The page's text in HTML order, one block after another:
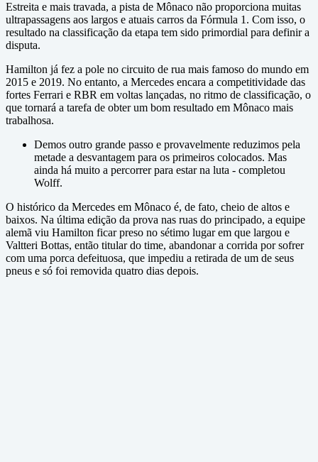
Estreita e mais travada, a pista de Mônaco não proporciona muitas
ultrapassagens aos largos e atuais carros da Fórmula 1. Com isso, o
resultado na classificação da etapa tem sido primordial para definir a
disputa.
Hamilton já fez a pole no circuito de rua mais famoso do mundo em
2015 e 2019. No entanto, a Mercedes encara a competitividade das
fortes Ferrari e RBR em voltas lançadas, no ritmo de classificação, o
que tornará a tarefa de obter um bom resultado em Mônaco mais
trabalhosa.
Demos outro grande passo e provavelmente reduzimos pela
metade a desvantagem para os primeiros colocados. Mas
ainda há muito a percorrer para estar na luta - completou
Wolff.
O histórico da Mercedes em Mônaco é, de fato, cheio de altos e
baixos. Na última edição da prova nas ruas do principado, a equipe
alemã viu Hamilton ficar preso no sétimo lugar em que largou e
Valtteri Bottas, então titular do time, abandonar a corrida por sofrer
com uma porca defeituosa, que impediu a retirada de um de seus
pneus e só foi removida quatro dias depois.